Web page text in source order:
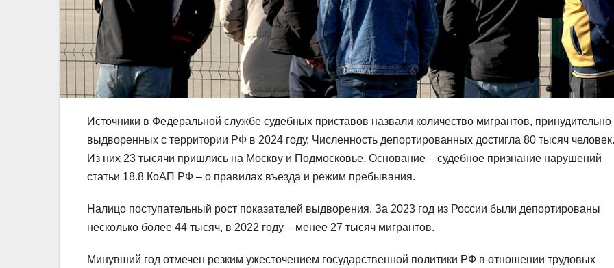
Источники в Федеральной службе судебных приставов назвали количество мигрантов, принудительно
выдворенных с территории РФ в 2024 году. Численность депортированных достигла 80 тысяч человек.
Из них 23 тысячи пришлись на Москву и Подмосковье. Основание – судебное признание нарушений
статьи 18.8 КоАП РФ – о правилах въезда и режим пребывания.
Налицо поступательный рост показателей выдворения. За 2023 год из России были депортированы
несколько более 44 тысяч, в 2022 году – менее 27 тысяч мигрантов.
Минувший год отмечен резким ужесточением государственной политики РФ в отношении трудовых